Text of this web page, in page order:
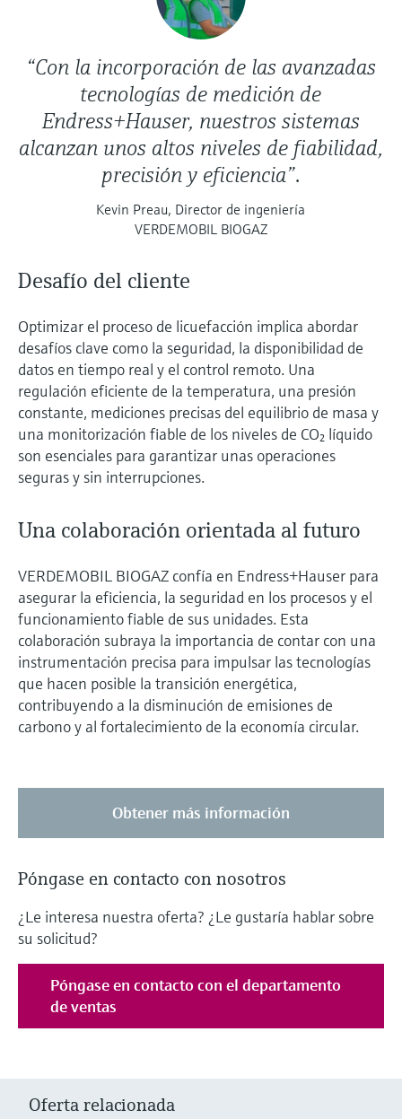
“Con la incorporación de las avanzadas
tecnologías de medición de
Endress+Hauser, nuestros sistemas
alcanzan unos altos niveles de fiabilidad,
precisión y eficiencia”.
Kevin Preau, Director de ingeniería
VERDEMOBIL BIOGAZ
Desafío del cliente
Optimizar el proceso de licuefacción implica abordar
desafíos clave como la seguridad, la disponibilidad de
datos en tiempo real y el control remoto. Una
regulación eficiente de la temperatura, una presión
constante, mediciones precisas del equilibrio de masa y
una monitorización fiable de los niveles de CO₂ líquido
son esenciales para garantizar unas operaciones
seguras y sin interrupciones.
Una colaboración orientada al futuro
VERDEMOBIL BIOGAZ confía en Endress+Hauser para
asegurar la eficiencia, la seguridad en los procesos y el
funcionamiento fiable de sus unidades. Esta
colaboración subraya la importancia de contar con una
instrumentación precisa para impulsar las tecnologías
que hacen posible la transición energética,
contribuyendo a la disminución de emisiones de
carbono y al fortalecimiento de la economía circular.
Obtener más información
Póngase en contacto con nosotros
¿Le interesa nuestra oferta? ¿Le gustaría hablar sobre
su solicitud?
Póngase en contacto con el departamento
de ventas
Oferta relacionada